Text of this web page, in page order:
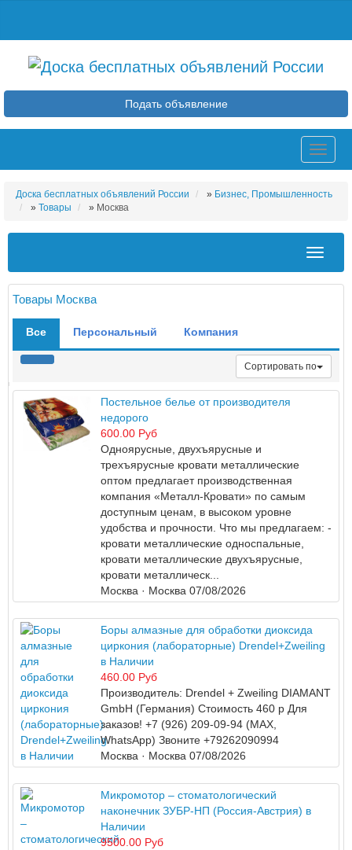
Подать объявление
Toggle
Доска бесплатных объявлений России » Бизнес, Промышленность
» Товары » Москва
Toggle
Товары Москва
Все Персональный Компания
Сортировать по
Постельное белье от производителя
недорого
600.00 Руб
Одноярусные, двухъярусные и
трехъярусные кровати металлические
оптом предлагает производственная
компания «Металл-Кровати» по самым
доступным ценам, в высоком уровне
удобства и прочности. Что мы предлагаем: -
кровати металлические односпальные,
кровати металлические двухъярусные,
кровати металлическ...
Москва · Москва 07/08/2026
Боры алмазные для обработки диоксида
циркония (лабораторные) Drendel+Zweiling
в Наличии
460.00 Руб
Производитель: Drendel + Zweiling DIAMANT
GmbH (Германия) Стоимость 460 р Для
заказов! +7 (926) 209-09-94 (МАХ,
WhatsApp) Звоните +79262090994
Москва · Москва 07/08/2026
Микромотор – стоматологический
наконечник ЗУБР-НП (Россия-Австрия) в
Наличии
9500.00 Руб